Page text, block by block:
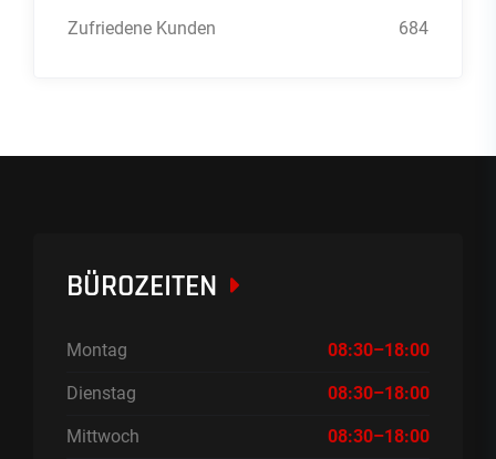
Zufriedene Kunden 684
BÜROZEITEN
Montag 08:30–18:00
Dienstag 08:30–18:00
Mittwoch 08:30–18:00